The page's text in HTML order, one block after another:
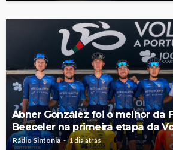
Abner González foi o melhor da
Beeceler na primeira etapa da
Rádio Sintonia 1 dia atrás